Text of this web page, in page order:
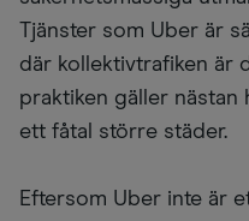
Tjänster som Uber är
där kollektivtrafiken är
praktiken gäller nästan
ett fåtal större städer.
Eftersom Uber inte är